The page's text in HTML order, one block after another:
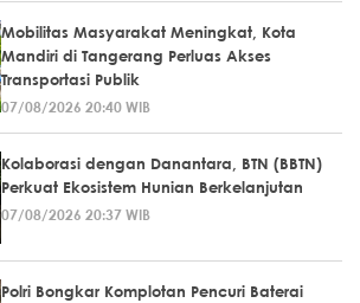
Mobilitas Masyarakat Meningkat, Kota
Mandiri di Tangerang Perluas Akses
Transportasi Publik
07/08/2026 20:40 WIB
Kolaborasi dengan Danantara, BTN (BBTN)
Perkuat Ekosistem Hunian Berkelanjutan
07/08/2026 20:37 WIB
Polri Bongkar Komplotan Pencuri Baterai